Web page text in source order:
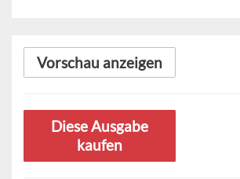
Vorschau anzeigen
Diese Ausgabe
kaufen